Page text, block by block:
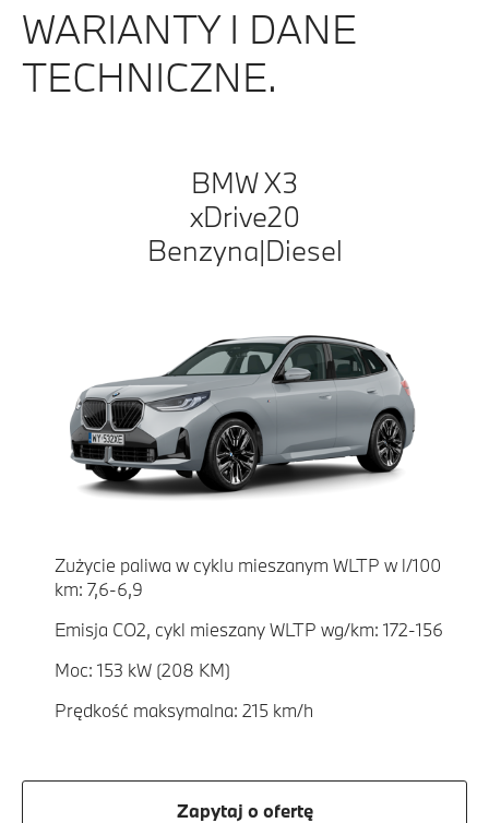
WARIANTY I DANE
TECHNICZNE.
BMW X3
xDrive20
Benzyna|Diesel
Zużycie paliwa w cyklu mieszanym WLTP w l/100
km: 7,6-6,9
Emisja CO2, cykl mieszany WLTP wg/km: 172-156
Moc: 153 kW (208 KM)
Prędkość maksymalna: 215 km/h
Zapytaj o ofertę